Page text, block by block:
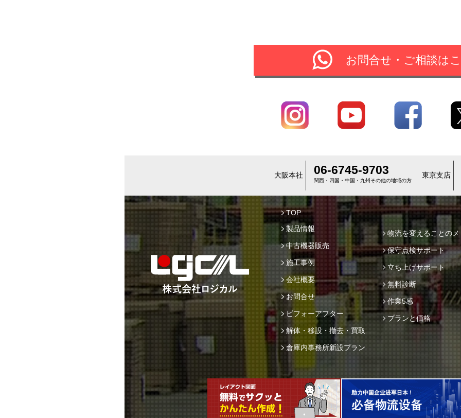
お問合せ・ご相談は
大阪本社 06-6745-9703
関西・四国・中国・九州その他の地域の方
東京支店
TOP
製品情報
中古機器販売
施工事例
会社概要
お問合せ
ビフォーアフター
解体・移設・撤去・買取
倉庫内事務所新設プラン
物流を変えることの
保守点検サポート
立ち上げサポート
無料診断
作業5感
プランと価格